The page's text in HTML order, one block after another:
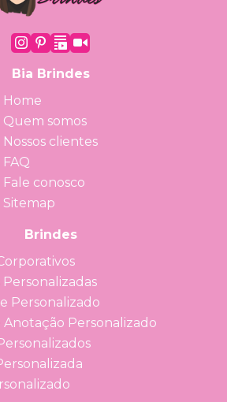
Bia Brindes
Home
Quem somos
Nossos clientes
FAQ
Fale conosco
Sitemap
Brindes
Personalizado
Anotação Personalizado